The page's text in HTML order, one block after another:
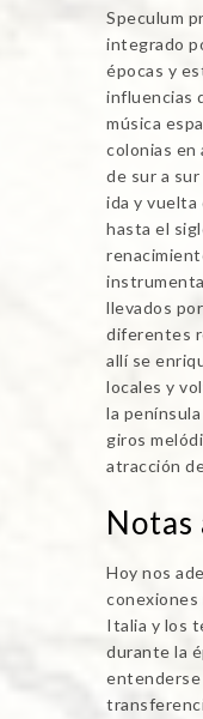
Speculum
integrado
épocas y
influencias
música
colonias en
de sur a
ida y vuelta
hasta el
llevados
diferentes
allí se
locales y
la
giros
atracción
Notas
Hoy nos
conexiones
Italia y los
durante la
entenderse